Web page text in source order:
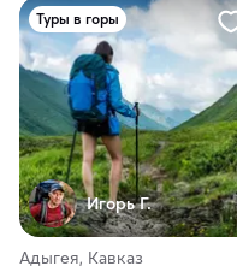
Туры в горы
Игорь Г.
Адыгея, Кавказ